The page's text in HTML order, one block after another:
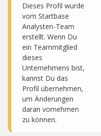
Dieses Profil wurde
vom Startbase
Analysten-Team
erstellt. Wenn Du
ein Teammitglied
dieses
Unternehmens bist,
kannst Du das
Profil übernehmen,
um Änderungen
daran vornehmen
zu können.